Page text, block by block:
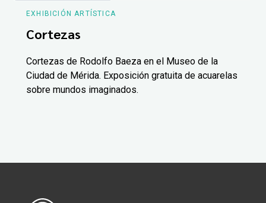
EXHIBICIÓN ARTÍSTICA
Cortezas
Cortezas de Rodolfo Baeza en el Museo de la
Ciudad de Mérida. Exposición gratuita de acuarelas
sobre mundos imaginados.